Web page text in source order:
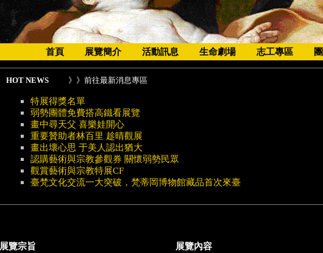
首頁 展覽簡介 活動訊息 生命劇場 志工專區
HOT NEWS 》》前往最新消息專區
特展得獎名單
弱勢團體免費搭高鐵看展覽
畫中尋天父 喜樂娃開心
重要贊助者林百里 趁晴觀展
畫出壞心思 于美人認出猶大
認購藝術與宗教參觀券 關懷弱勢民眾
觀賞藝術與宗教特展CF
臺梵文化交流一大突破，梵蒂岡博物館藏品首次來臺
展覽宗旨 展覽內容